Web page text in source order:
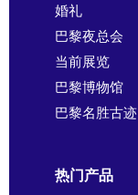
婚礼
巴黎夜总会
当前展览
巴黎博物馆
巴黎名胜古迹
热门产品